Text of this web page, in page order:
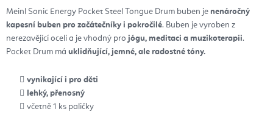
Meinl Sonic Energy Pocket Steel Tongue Drum buben je nenáročný
kapesní buben pro začátečníky i pokročilé. Buben je vyroben z
nerezavějící oceli a je vhodný pro jógu, meditaci a muzikoterapii.
Pocket Drum má uklidňující, jemné, ale radostné tóny.
vynikající i pro děti
lehký, přenosný
včetně 1 ks paličky